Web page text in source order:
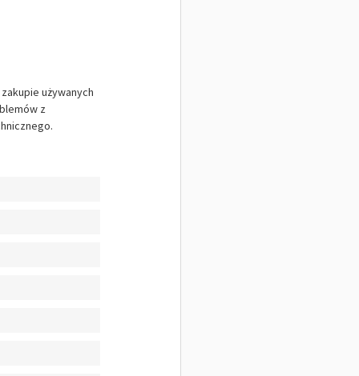
używanych
z